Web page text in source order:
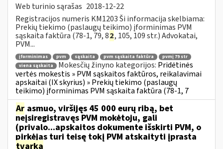
Web turinio sąrašas 2018-12-22
Registracijos numeris KM1203 Ši informacija skelbiama:
Prekių tiekimo (paslaugų teikimo) įforminimas PVM
sąskaita faktūra (78-1, 79, 82, 105, 109 str.) Advokatai,
PVM...
įforminimas pvm sąskaita pvm sąskaita faktūra
pvmį 79 str
viena sąskaita
Mokesčių žinyno kategorijos: Pridėtinės
vertės mokestis » PVM sąskaitos faktūros, reikalavimai
apskaitai (IX skyrius) » Prekių tiekimo (paslaugų
teikimo) įforminimas PVM sąskaita faktūra (78-1, 7
Ar asmuo, viršijęs 45 000 eurų ribą, bet
neįsiregistravęs PVM mokėtoju, gali
(privalo...apskaitos dokumente išskirti PVM, o
pirkėjas turi teisę tokį PVM atskaityti įprasta
tvarka